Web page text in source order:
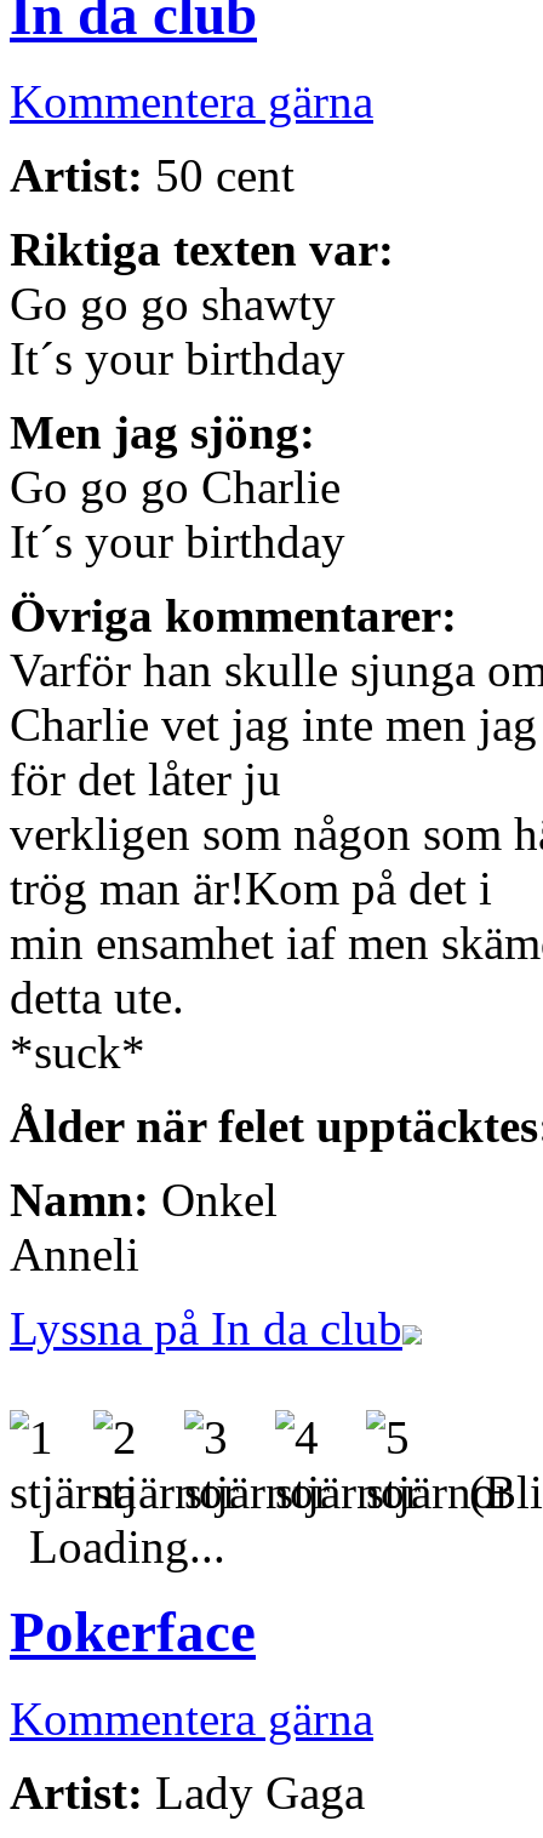
In da club
Kommentera gärna
Artist: 50 cent
Riktiga texten var:
Go go go shawty
It´s your birthday
Men jag sjöng:
Go go go Charlie
It´s your birthday
Övriga kommentarer:
Varför han skulle sjunga
Charlie vet jag inte men
för det låter ju
verkligen som någon som
trög man är!Kom på det i
min ensamhet iaf men
detta ute.
*suck*
Ålder när felet
Namn: Onkel
Anneli
Lyssna på In da club
(Bli
Loading...
Pokerface
Kommentera gärna
Artist: Lady Gaga